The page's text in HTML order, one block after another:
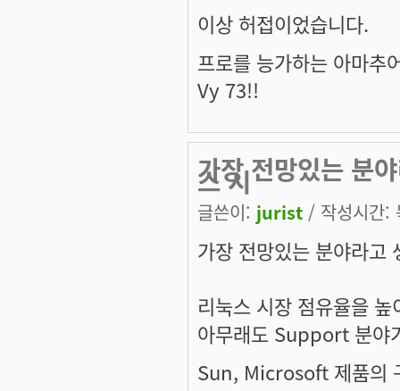
이상 허접이었습니다.
프로를 능가하는 아마추
Vy 73!!
가장 전망있는 분
스 시
글쓴이: jurist / 작성시간
가장 전망있는 분야라고
리눅스 시장 점유율을
아무래도 Support 분야
Sun, Microsoft 제품의